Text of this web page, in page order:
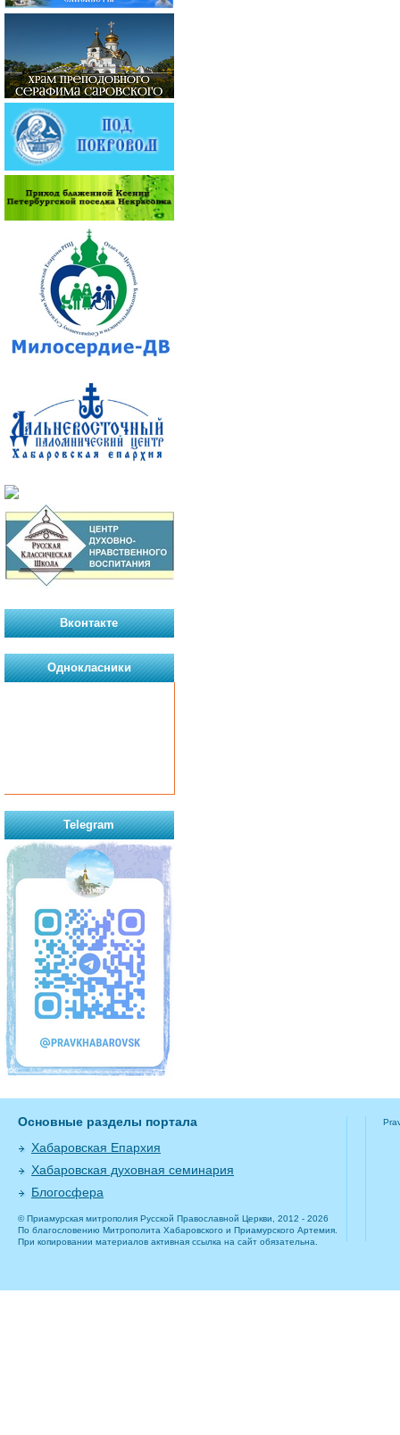
Вконтакте
Однокласники
Telegram
Основные разделы портала
Хабаровская Епархия
Хабаровская духовная семинария
Блогосфера
© Приамурская митрополия Русской Православной Церкви, 2012 - 2026
По благословению Митрополита Хабаровского и Приамурского Артемия.
При копировании материалов активная ссылка на сайт обязательна.